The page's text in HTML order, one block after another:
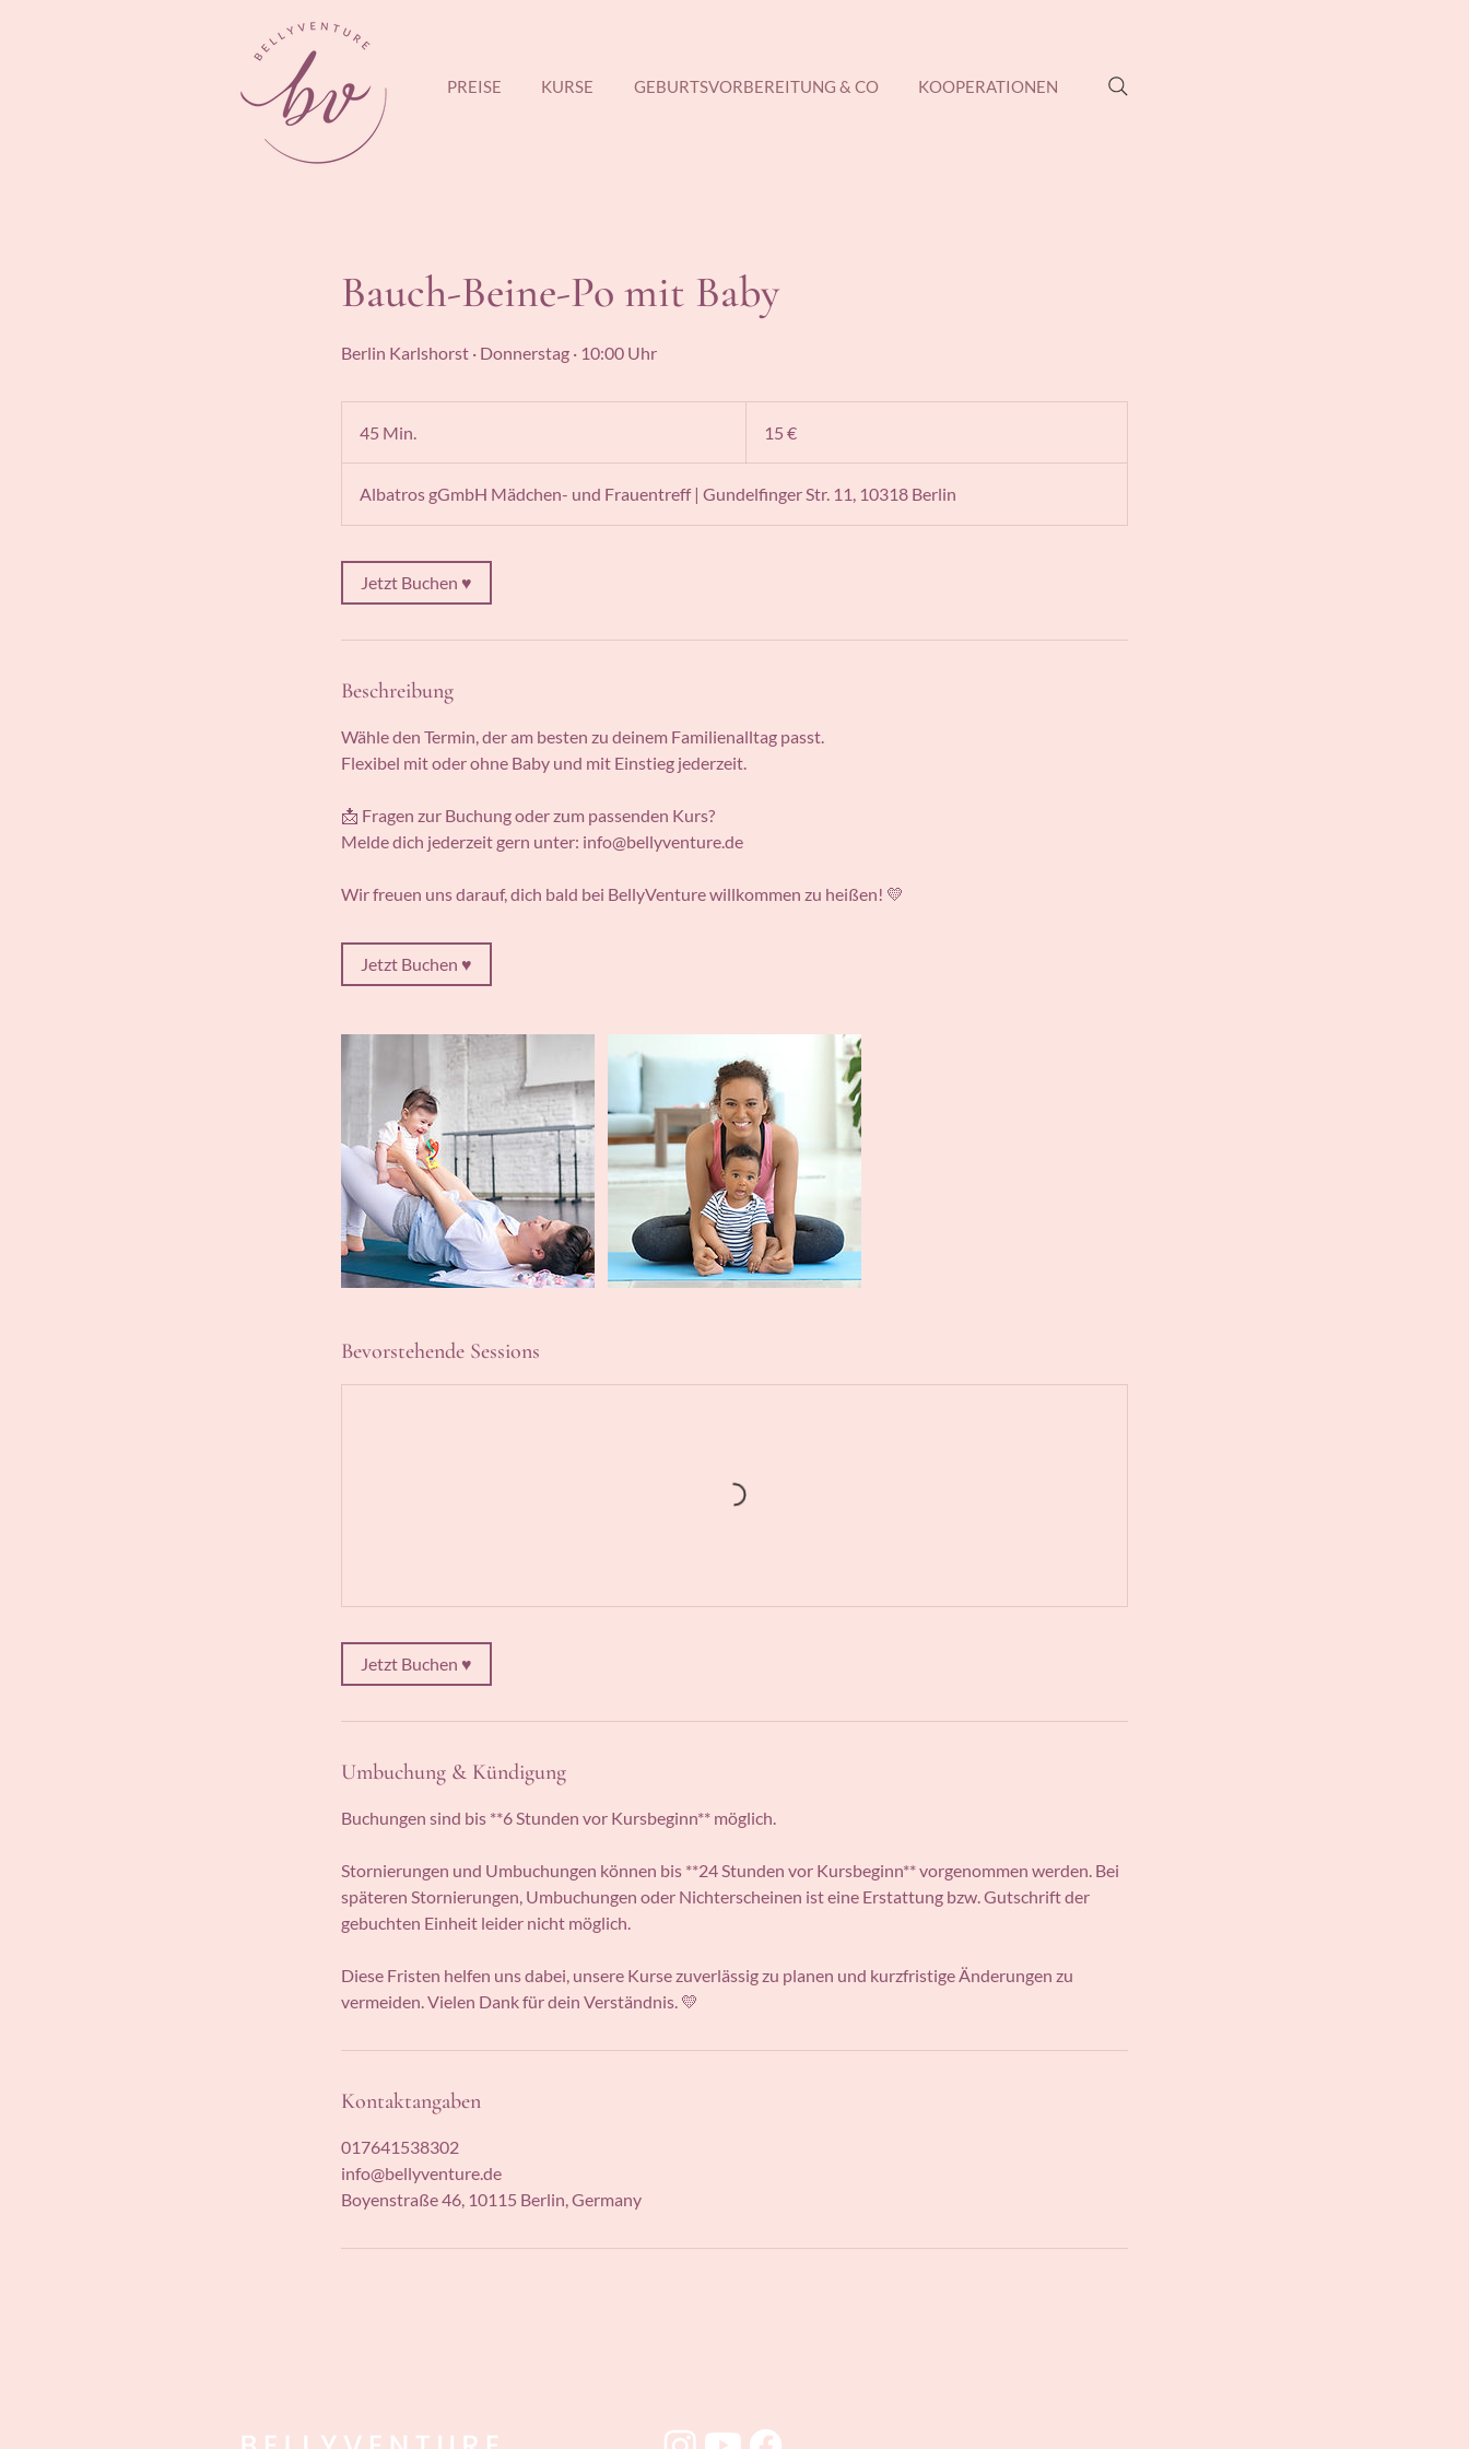
PREISE KURSE GEBURTSVORBEREITUNG & CO KOOPERATIONEN
Bauch-Beine-Po mit Baby
Berlin Karlshorst · Donnerstag · 10:00 Uhr
45 Min.
5
.
15 €
Albatros gGmbH Mädchen- und Frauentreff | Gundelfinger Str. 11, 10318 Berlin
Jetzt Buchen ♥
Beschreibung
Wähle den Termin, der am besten zu deinem Familienalltag passt.
Flexibel mit oder ohne Baby und mit Einstieg jederzeit.
📩 Fragen zur Buchung oder zum passenden Kurs?
Melde dich jederzeit gern unter: info@bellyventure.de
Wir freuen uns darauf, dich bald bei BellyVenture willkommen zu heißen! 💛
Jetzt Buchen ♥
Bevorstehende Sessions
Jetzt Buchen ♥
Umbuchung & Kündigung
Buchungen sind bis **6 Stunden vor Kursbeginn** möglich.
Stornierungen und Umbuchungen können bis **24 Stunden vor Kursbeginn** vorgenommen werden. Bei
späteren Stornierungen, Umbuchungen oder Nichterscheinen ist eine Erstattung bzw. Gutschrift der
gebuchten Einheit leider nicht möglich.
Diese Fristen helfen uns dabei, unsere Kurse zuverlässig zu planen und kurzfristige Änderungen zu
vermeiden. Vielen Dank für dein Verständnis. 💛
Kontaktangaben
017641538302
info@bellyventure.de
Boyenstraße 46, 10115 Berlin, Germany